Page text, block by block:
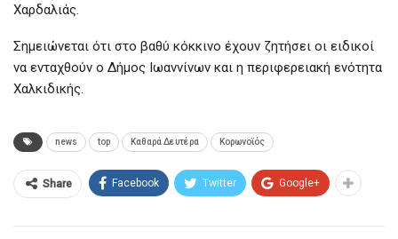
Χαρδαλιάς.
Σημειώνεται ότι στο βαθύ κόκκινο έχουν ζητήσει οι ειδικοί
να ενταχθούν ο Δήμος Ιωαννίνων και η περιφερειακή ενότητα
Χαλκιδικής.
news top Καθαρά Δευτέρα Κορωνοϊός
Share Facebook Twitter Google+